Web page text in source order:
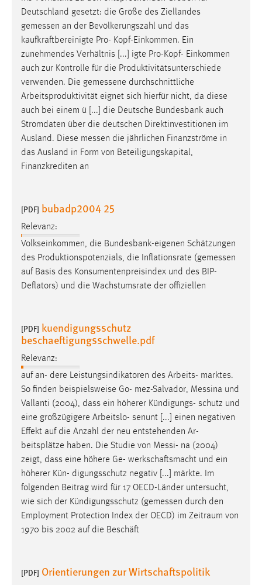
Deutschland gesetzt: die Größe des Ziellandes
gemessen an der Bevölkerungszahl und das
kaufkraftbereinigte Pro- Kopf-Einkommen. Ein
zunehmendes Verhältnis [...] igte Pro-Kopf- Einkommen
auch zur Kontrolle für die Produktivitätsunterschiede
verwenden. Die gemessene durchschnittliche
Arbeitsproduktivität eignet sich hierfür nicht, da diese
auch bei einem ü [...] die Deutsche Bundesbank auch
Stromdaten über die deutschen Direktinvestitionen im
Ausland. Diese messen die jährlichen Finanzströme in
das Ausland in Form von Beteiligungskapital,
Finanzkrediten an
[PDF] bubadp2004 25
Relevanz:
Volkseinkommen, die Bundesbank-eigenen Schätzungen
des Produktionspotenzials, die Inflationsrate (gemessen
auf Basis des Konsumentenpreisindex und des BIP-
Deflators) und die Wachstumsrate der offiziellen
[PDF] kuendigungsschutz
beschaeftigungsschwelle.pdf
Relevanz:
auf an- dere Leistungsindikatoren des Arbeits- marktes.
So finden beispielsweise Go- mez-Salvador, Messina und
Vallanti (2004), dass ein höherer Kündigungs- schutz und
eine großzügigere Arbeitslo- senunt [...] einen negativen
Effekt auf die Anzahl der neu entstehenden Ar-
beitsplätze haben. Die Studie von Messi- na (2004)
zeigt, dass eine höhere Ge- werkschaftsmacht und ein
höherer Kün- digungsschutz negativ [...] märkte. Im
folgenden Beitrag wird für 17 OECD-Länder untersucht,
wie sich der Kündigungsschutz (gemessen durch den
Employment Protection Index der OECD) im Zeitraum von
1970 bis 2002 auf die Beschäft
[PDF] Orientierungen zur Wirtschaftspolitik